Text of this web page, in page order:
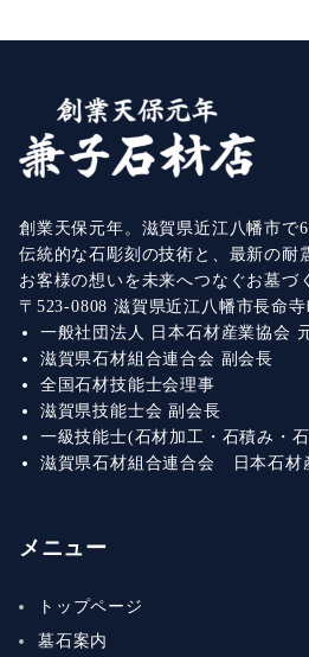
創業天保元年。滋賀県近江八幡市で
伝統的な石彫刻の技術と、最新の耐
お客様の想いを未来へつなぐお墓づ
〒523-0808 滋賀県近江八幡市長命寺
一般社団法人 日本石材産業協会
滋賀県石材組合連合会 副会長
全国石材技能士会理事
滋賀県技能士会 副会長
一級技能士(石材加工・石積み・
滋賀県石材組合連合会 日本石材
メニュー
トップページ
墓石案内